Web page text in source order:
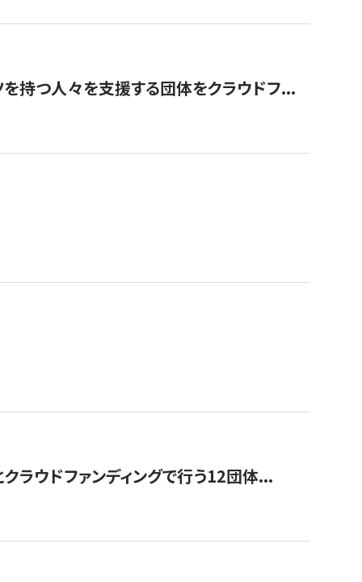
持つ人々を支援する団体をクラウドフ...
クラウドファンディングで行う12団体...